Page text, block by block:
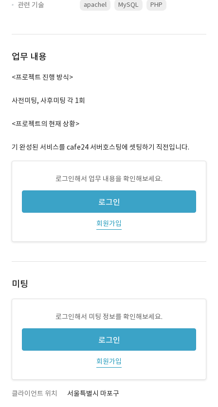
관련 기술
apachel MySQL PHP
업무 내용
<프로젝트 진행 방식>
사전미팅, 사후미팅 각 1회
<프로젝트의 현재 상황>
기 완성된 서비스를 cafe24 서버호스팅에 셋팅하기 직전입니다.
로그인해서 업무 내용을 확인해보세요.
로그인
회원가입
미팅
로그인해서 미팅 정보를 확인해보세요.
로그인
회원가입
클라이언트 위치 서울특별시 마포구